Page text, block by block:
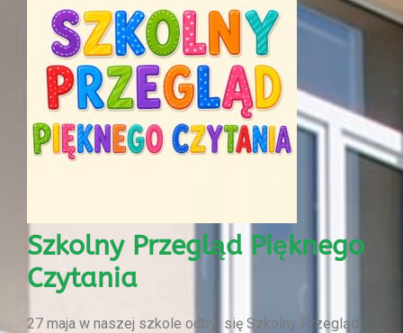
Szkolny Przegląd Pięknego
Czytania
27 maja w naszej szkole odbył się Szkolny Przegląd